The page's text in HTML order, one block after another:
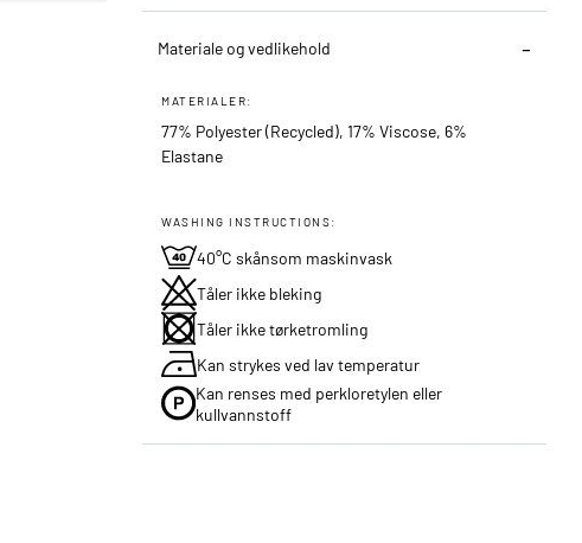
Materiale og vedlikehold
MATERIALER:
77% Polyester (Recycled), 17% Viscose, 6%
Elastane
WASHING INSTRUCTIONS:
40°C skånsom maskinvask
Tåler ikke bleking
Tåler ikke tørketromling
Kan strykes ved lav temperatur
Kan renses med perkloretylen eller
kullvannstoff